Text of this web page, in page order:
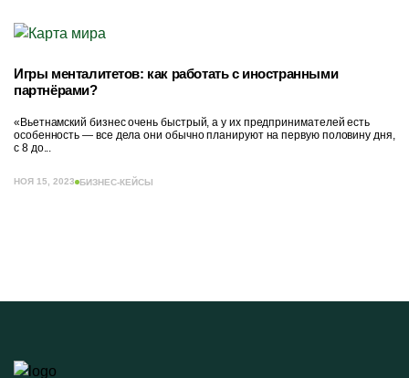
Игры менталитетов: как работать с иностранными
партнёрами?
«Вьетнамский бизнес очень быстрый, а у их предпринимателей есть
особенность — все дела они обычно планируют на первую половину дня,
с 8 до...
НОЯ 15, 2023 БИЗНЕС-КЕЙСЫ